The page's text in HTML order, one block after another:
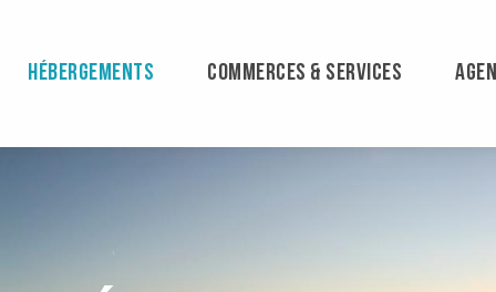
HÉBERGEMENTS COMMERCES & SERVICES